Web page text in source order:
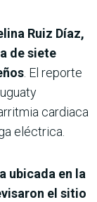
Ruiz Díaz,
de siete
. El reporte
cardiaca
eléctrica.
ubicada en la
el sitio